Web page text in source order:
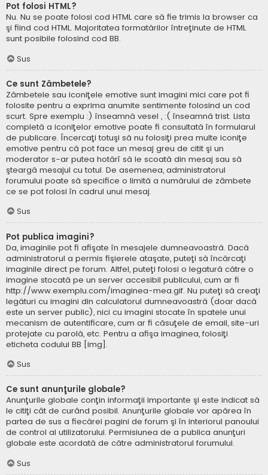
Pot folosi HTML?
Nu. Nu se poate folosi cod HTML care să fie trimis la browser ca
şi fiind cod HTML. Majoritatea formatărilor întreţinute de HTML
sunt posibile folosind cod BB.
Sus
Ce sunt Zâmbetele?
Zâmbetele sau iconiţele emotive sunt imagini mici care pot fi
folosite pentru a exprima anumite sentimente folosind un cod
scurt. Spre exemplu :) înseamnă vesel , :( înseamnă trist. Lista
completă a iconiţelor emotive poate fi consultată în formularul
de publicare. Încercaţi totuşi să nu folosiţi prea multe iconiţe
emotive pentru că pot face un mesaj greu de citit şi un
moderator s-ar putea hotărî să le scoată din mesaj sau să
şteargă mesajul cu totul. De asemenea, administratorul
forumului poate să specifice o limită a numărului de zâmbete
ce se pot folosi în cadrul unui mesaj.
Sus
Pot publica imagini?
Da, imaginile pot fi afişate în mesajele dumneavoastră. Dacă
administratorul a permis fişierele ataşate, puteţi să încărcaţi
imaginile direct pe forum. Altfel, puteţi folosi o legatură către o
imagine stocată pe un server accesibil publicului, cum ar fi
http://www.exemplu.com/imaginea-mea.gif. Nu puteţi să creaţi
legături cu imagini din calculatorul dumneavoastră (doar dacă
este un server public), nici cu imagini stocate în spatele unui
mecanism de autentificare, cum ar fi căsuţele de email, site-uri
protejate cu parolă, etc. Pentru a afişa imaginea, folosiţi
eticheta codului BB [img].
Sus
Ce sunt anunţurile globale?
Anunţurile globale conţin informaţii importante şi este indicat să
le citiţi cât de curând posibil. Anunţurile globale vor apărea în
partea de sus a fiecărei pagini de forum şi în interiorul panoului
de control al utilizatorului. Permisiunea de a publica anunţuri
globale este acordată de către administratorul forumului.
Sus